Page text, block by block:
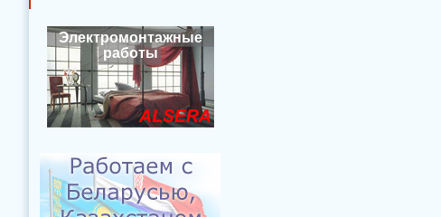
Электромонтажные
работы